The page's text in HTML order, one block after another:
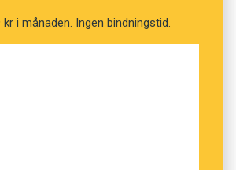
i månaden. Ingen bindningstid.